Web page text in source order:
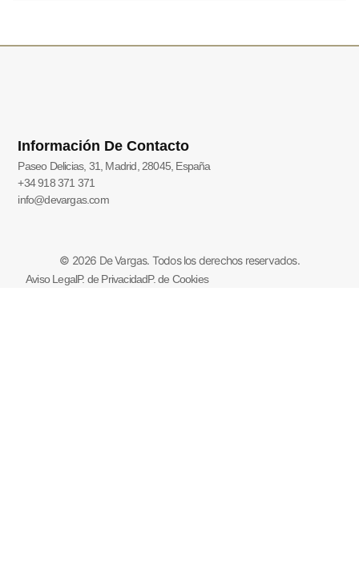
Información De Contacto
Paseo Delicias, 31, Madrid, 28045, España
+34 918 371 371
info@devargas.com
© 2026 De Vargas. Todos los derechos reservados.
Aviso LegalP. de PrivacidadP. de Cookies